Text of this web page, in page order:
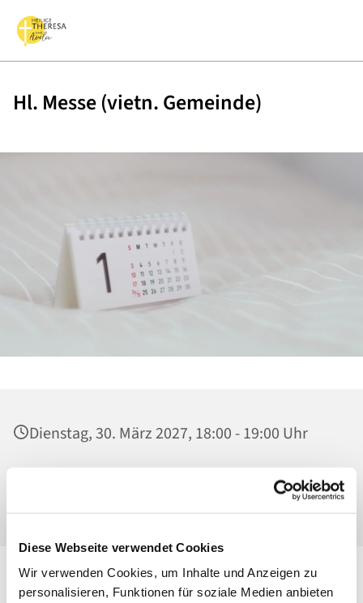
Diese Webseite verwendet Cookies
Wir verwenden Cookies, um Inhalte und Anzeigen zu
personalisieren, Funktionen für soziale Medien anbieten
Hl. Messe (vietn. Gemeinde)
Dienstag, 30. März 2027, 18:00 - 19:00 Uhr
Ss. Corpus Christi, Kirche, Conrad-Blenkle-